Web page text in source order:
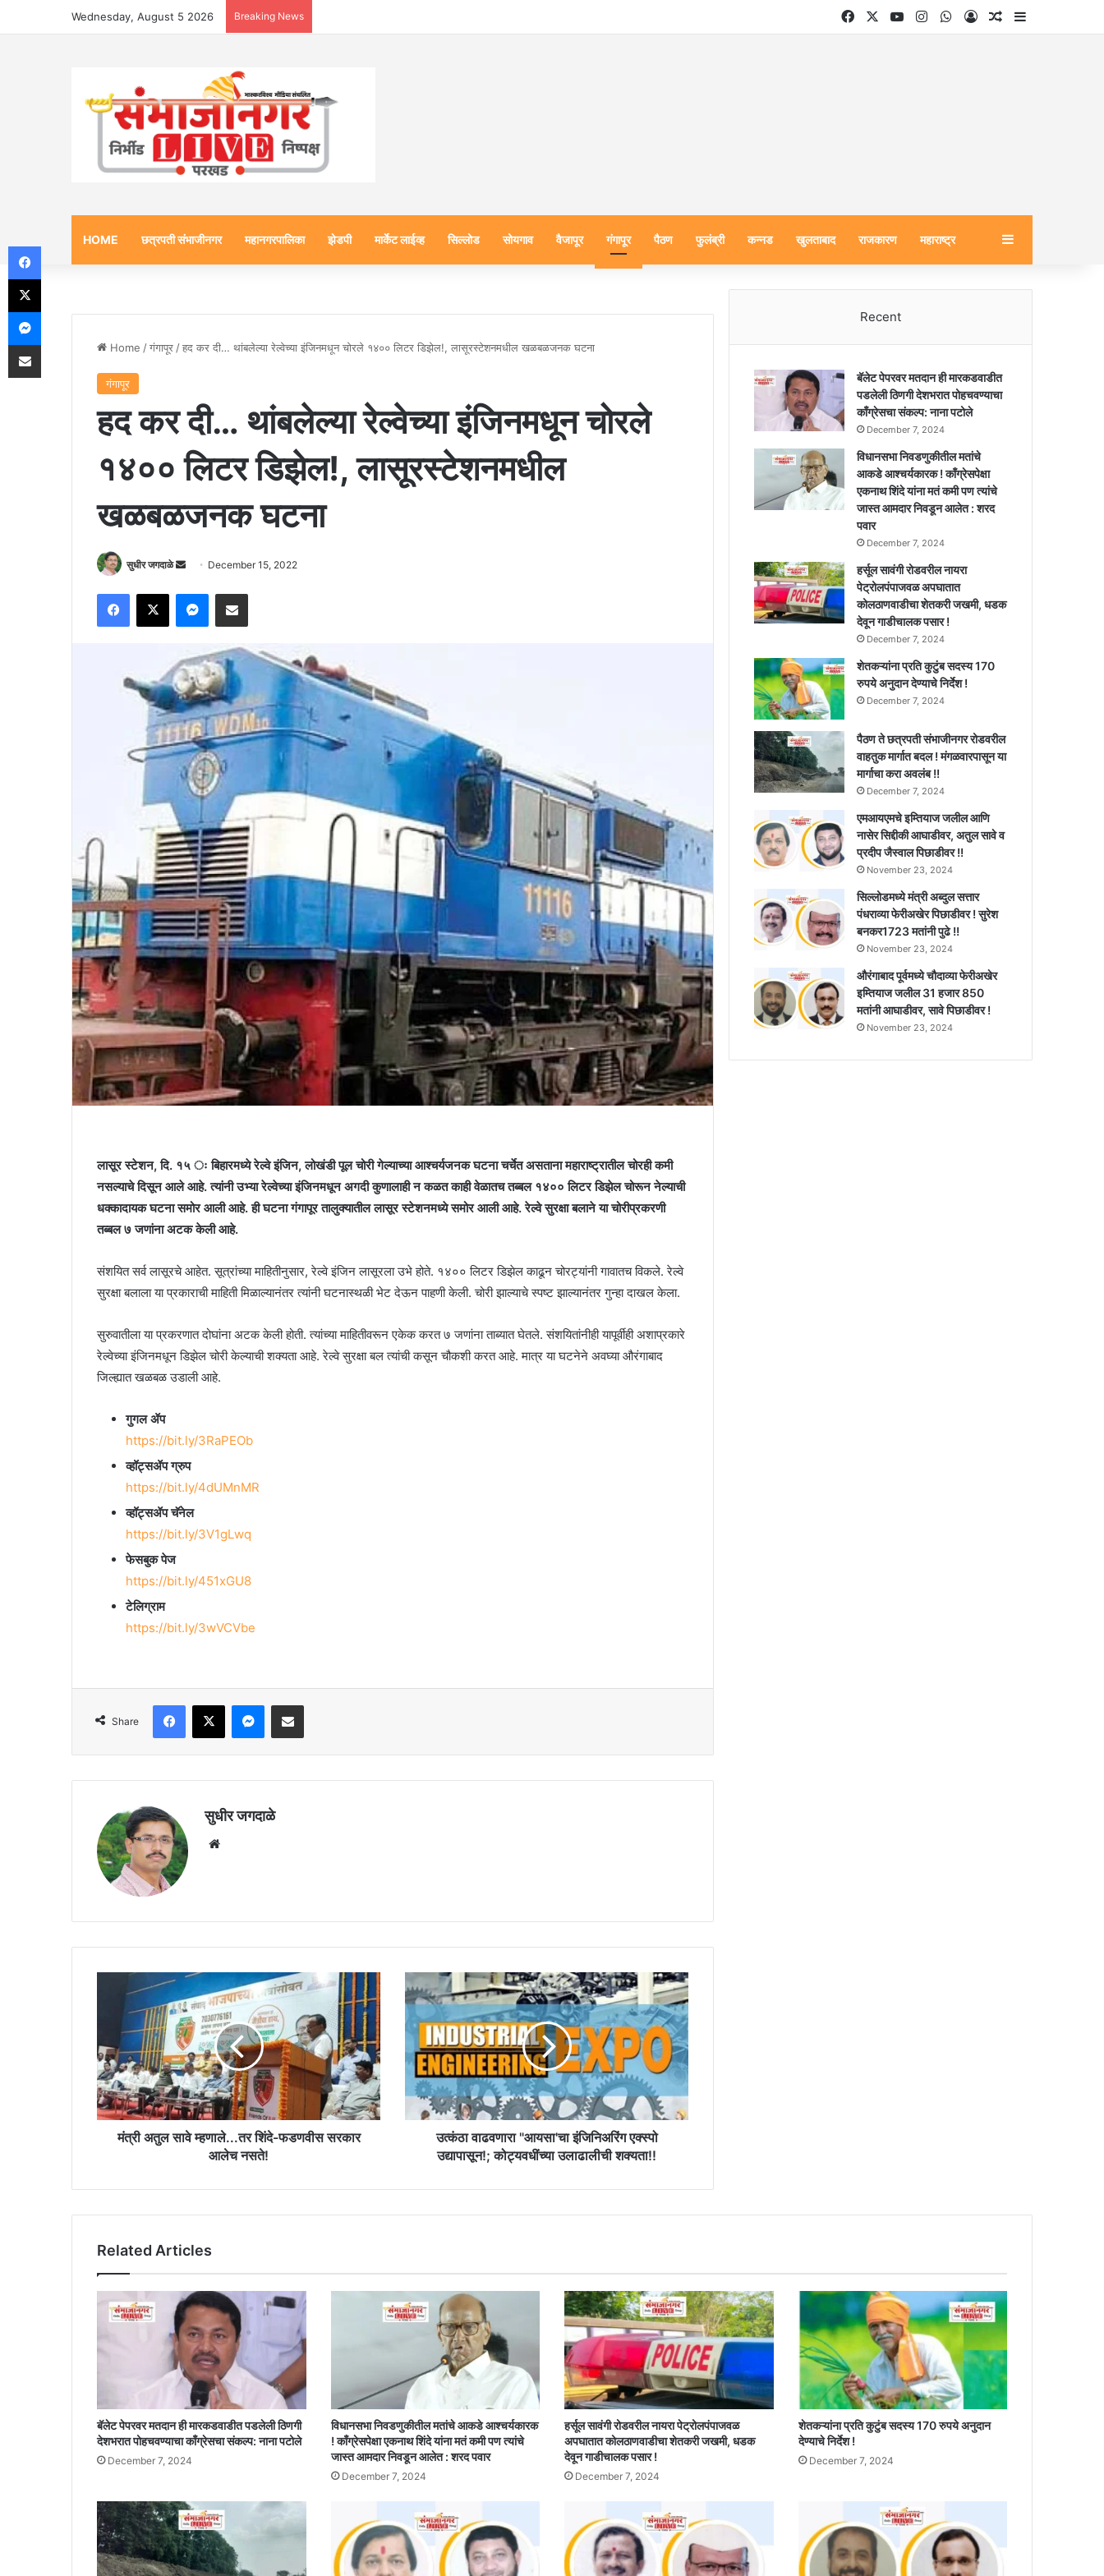
Wednesday, August 5 2026 Breaking News FacebookYouTubeInstagramWhatsApp
Log InRandom Article
Sidebar
HOME छत्रपती संभाजीनगर महानगरपालिका झेडपी मार्केट लाईव्ह सिल्लोड सोयगाव वैजापूर गंगापूर पैठण फुलंब्री कन्नड खुलताबाद राजकारण महाराष्ट्र Sidebar
Home /गंगापूर /हद कर दी… थांबलेल्या रेल्वेच्या इंजिनमधून चोरले १४०० लिटर डिझेल!, लासूरस्टेशनमधील खळबळजनक घटना
गंगापूर
हद कर दी… थांबलेल्या रेल्वेच्या इंजिनमधून चोरले
१४०० लिटर डिझेल!, लासूरस्टेशनमधील
खळबळजनक घटना
सुधीर जगदाळे
Send
email
December 15, 2022
Facebook
X Messenger
Share via Email
लासूर स्टेशन, दि. १५ ः बिहारमध्ये रेल्वे इंजिन, लोखंडी पूल चोरी गेल्याच्या आश्चर्यजनक घटना चर्चेत असताना महाराष्ट्रातील चोरही कमी
नसल्याचे दिसून आले आहे. त्यांनी उभ्या रेल्वेच्या इंजिनमधून अगदी कुणालाही न कळत काही वेळातच तब्बल १४०० लिटर डिझेल चोरून नेल्याची
धक्कादायक घटना समोर आली आहे. ही घटना गंगापूर तालुक्‍यातील लासूर स्टेशनमध्ये समोर आली आहे. रेल्वे सुरक्षा बलाने या चोरीप्रकरणी
तब्बल ७ जणांना अटक केली आहे.
संशयित सर्व लासूरचे आहेत. सूत्रांच्या माहितीनुसार, रेल्वे इंजिन लासूरला उभे होते. १४०० लिटर डिझेल काढून चोरट्यांनी गावातच विकले. रेल्वे
सुरक्षा बलाला या प्रकाराची माहिती मिळाल्यानंतर त्यांनी घटनास्‍थळी भेट देऊन पाहणी केली. चोरी झाल्याचे स्पष्ट झाल्यानंतर गुन्हा दाखल केला.
सुरुवातीला या प्रकरणात दोघांना अटक केली होती. त्यांच्या माहितीवरून एकेक करत ७ जणांना ताब्यात घेतले. संशयितांनीही यापूर्वीही अशाप्रकारे
रेल्वेच्या इंजिनमधून डिझेल चोरी केल्याची शक्यता आहे. रेल्वे सुरक्षा बल त्यांची कसून चौकशी करत आहे. मात्र या घटनेने अवघ्या औरंगाबाद
जिल्ह्यात खळबळ उडाली आहे.
गुगल ॲप
https://bit.ly/3RaPEOb
व्हॉट्सॲप ग्रुप
https://bit.ly/4dUMnMR
व्हॉट्सॲप चॅनेल
https://bit.ly/3V1gLwq
फेसबुक पेज
https://bit.ly/451xGU8
टेलिग्राम
https://bit.ly/3wVCVbe
Share
Facebook
X Messenger
Share via Email
सुधीर जगदाळे
म्हणाले...तर
शिंदे-
फडणवीस
सरकार
आलेच
नसते!
मंत्री अतुल सावे म्हणाले...तर शिंदे-फडणवीस सरकार
आलेच नसते!
उत्कंठा
वाढवणारा
"आयसा'चा
इंजिनिअरिंग
एक्स्पो
उद्यापासून!;
कोट्यवधींच्या
उलाढालीची
शक्यता!!
उत्कंठा वाढवणारा "आयसा'चा इंजिनिअरिंग एक्स्पो
उद्यापासून!; कोट्यवधींच्या उलाढालीची शक्यता!!
Recent
बॅलेट पेपरवर मतदान ही मारकडवाडीत
पडलेली ठिणगी देशभरात पोहचवण्याचा
काँग्रेसचा संकल्प: नाना पटोले
December 7, 2024
विधानसभा निवडणुकीतील मतांचे
आकडे आश्चर्यकारक ! काँग्रेसपेक्षा
एकनाथ शिंदे यांना मतं कमी पण त्यांचे
जास्त आमदार निवडून आलेत : शरद
पवार
December 7, 2024
हर्सूल सावंगी रोडवरील नायरा
पेट्रोलपंपाजवळ अपघातात
कोलठाणवाडीचा शेतकरी जखमी, धडक
देवून गाडीचालक पसार !
December 7, 2024
शेतकऱ्यांना प्रति कुटुंब सदस्य 170
रुपये अनुदान देण्याचे निर्देश !
December 7, 2024
पैठण ते छत्रपती संभाजीनगर रोडवरील
वाहतुक मार्गात बदल ! मंगळवारपासून या
मार्गाचा करा अवलंब !!
December 7, 2024
एमआयएमचे इम्तियाज जलील आणि
नासेर सिद्दीकी आघाडीवर, अतुल सावे व
प्रदीप जैस्वाल पिछाडीवर !!
November 23, 2024
सिल्लोडमध्ये मंत्री अब्दुल सत्तार
पंधराव्या फेरीअखेर पिछाडीवर ! सुरेश
बनकर1723 मतांनी पुढे !!
November 23, 2024
औरंगाबाद पूर्वमध्ये चौदाव्या फेरीअखेर
इम्तियाज जलील 31 हजार 850
मतांनी आघाडीवर, सावे पिछाडीवर !
November 23, 2024
Related Articles
बॅलेट पेपरवर मतदान ही मारकडवाडीत पडलेली ठिणगी
देशभरात पोहचवण्याचा काँग्रेसचा संकल्प: नाना पटोले
December 7, 2024
विधानसभा निवडणुकीतील मतांचे आकडे आश्चर्यकारक
! काँग्रेसपेक्षा एकनाथ शिंदे यांना मतं कमी पण त्यांचे
जास्त आमदार निवडून आलेत : शरद पवार
December 7, 2024
हर्सूल सावंगी रोडवरील नायरा पेट्रोलपंपाजवळ
अपघातात कोलठाणवाडीचा शेतकरी जखमी, धडक
देवून गाडीचालक पसार !
December 7, 2024
शेतकऱ्यांना प्रति कुटुंब सदस्य 170 रुपये अनुदान
देण्याचे निर्देश !
December 7, 2024
Facebook
X
Messenger
Share via Email